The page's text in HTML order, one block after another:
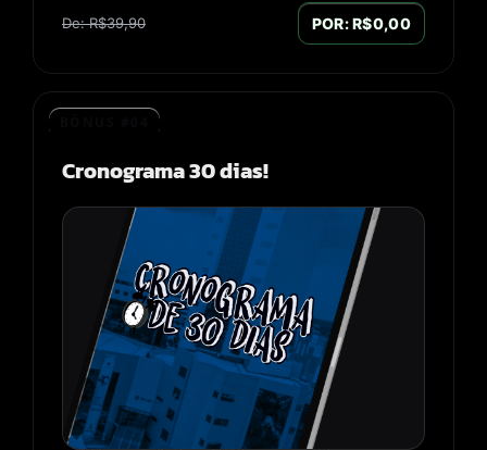
De: R$39,90 POR: R$0,00
Cronograma 30 dias!